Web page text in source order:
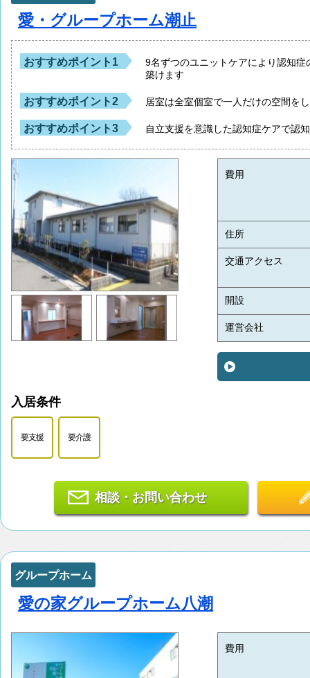
愛・グループホーム潮止
おすすめポイント1
9名ずつのユニットケアにより認知
築けます
おすすめポイント2 居室は全室個室で一人だけの空間を
おすすめポイント3 自立支援を意識した認知症ケアで認
費用
住所
交通アクセス
開設
運営会社
入居条件
要支援 要介護
相談・お問い合わせ
グループホーム
愛の家グループホーム八潮
費用